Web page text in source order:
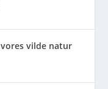
vilde natur